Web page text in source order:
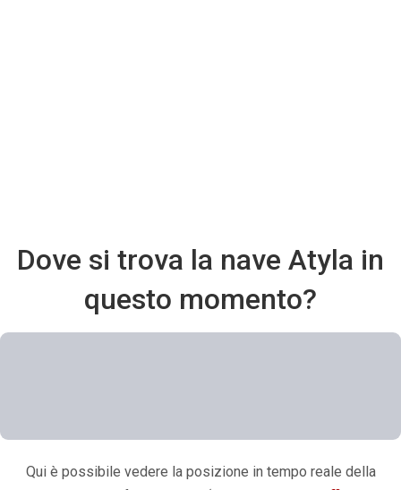
Dove si trova la nave Atyla in
questo momento?
Qui è possibile vedere la posizione in tempo reale della